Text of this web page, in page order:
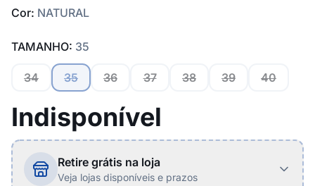
Cor: NATURAL
TAMANHO: 35
34 35 36 37 38 39 40
Indisponível
Retire grátis na loja
Veja lojas disponíveis e prazos